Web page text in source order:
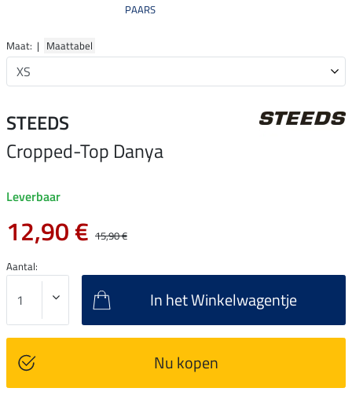
PAARS
Maat: | Maattabel
STEEDS
Cropped-Top Danya
Leverbaar
12,90 € 15,90 €
Aantal:
In het Winkelwagentje
Nu kopen